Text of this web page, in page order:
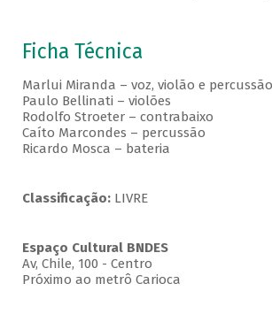
Ficha Técnica
Marlui Miranda – voz, violão e percussão
Paulo Bellinati – violões
Rodolfo Stroeter – contrabaixo
Caíto Marcondes – percussão
Ricardo Mosca – bateria
Classificação: LIVRE
Espaço Cultural BNDES
Av, Chile, 100 - Centro
Próximo ao metrô Carioca